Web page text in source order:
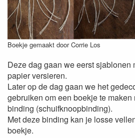
Boekje gemaakt door Corrie Los
Deze dag gaan we eerst sjablonen
papier versieren.
Later op de dag gaan we het
gebruiken om een boekje te maken
binding (schuifknoopbinding).
Met deze binding kan je losse
boekje.